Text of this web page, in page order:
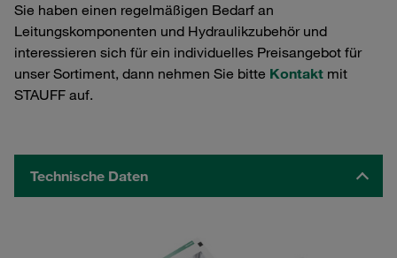
Sie haben einen regelmäßigen Bedarf an
Leitungskomponenten und Hydraulikzubehör und
interessieren sich für ein individuelles Preisangebot für
unser Sortiment, dann nehmen Sie bitte Kontakt mit
STAUFF auf.
Technische Daten